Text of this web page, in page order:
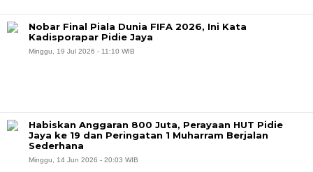
Nobar Final Piala Dunia FIFA 2026, Ini Kata
Kadisporapar Pidie Jaya
Minggu, 19 Jul 2026 - 11:10 WIB
Habiskan Anggaran 800 Juta, Perayaan HUT Pidie
Jaya ke 19 dan Peringatan 1 Muharram Berjalan
Sederhana
Minggu, 14 Jun 2026 - 20:03 WIB